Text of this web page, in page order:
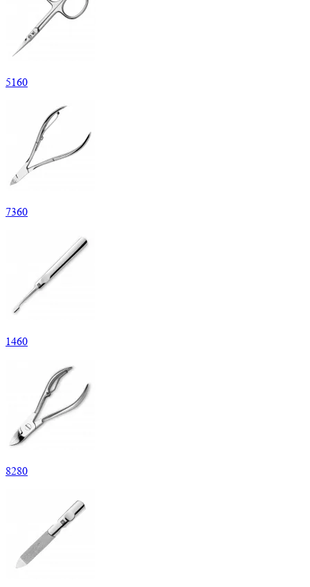
5160
7360
1460
8280